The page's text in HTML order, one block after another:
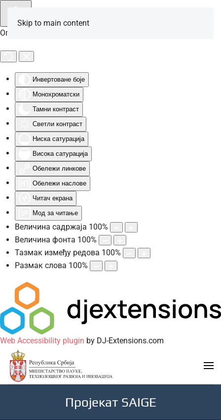
Опције за особе са инвалидитетом
Инвертоване боје
Монохроматски
Тамни контраст
Светли контраст
Ниска сатурација
Висока сатурација
Обележи линкове
Обележи наслове
Читач екрана
Мод за читање
Величина садржаја 100%
Величина фонта 100%
Тазмак између редова 100%
Размак слова 100%
Web Accessibility plugin by DJ-Extensions.com
Skip to main content
Пројекат SAIGE